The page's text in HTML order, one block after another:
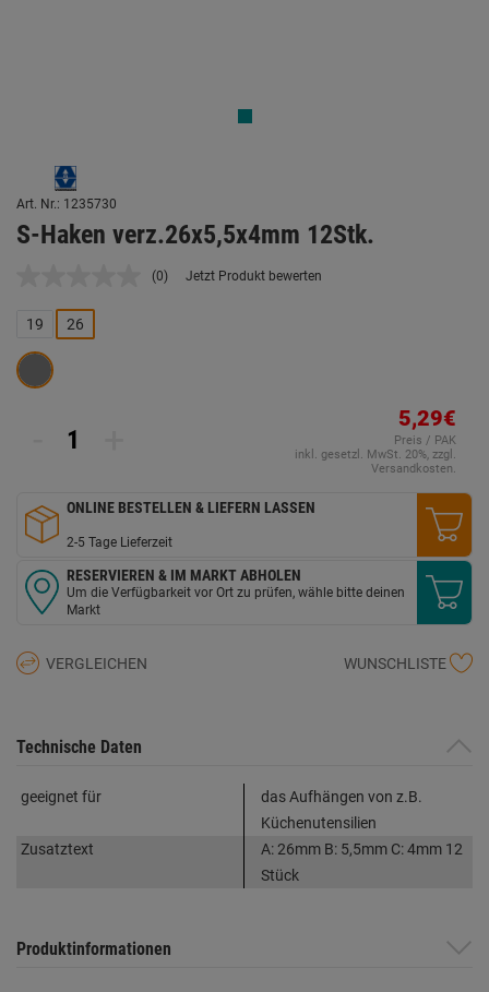
Art. Nr.: 1235730
S-Haken verz.26x5,5x4mm 12Stk.
Kein
(0) Jetzt Produkt bewerten
19 26
5,29€
Preis / PAK
inkl. gesetzl. MwSt. 20%, zzgl.
Versandkosten.
ONLINE BESTELLEN & LIEFERN LASSEN
2-5 Tage Lieferzeit
RESERVIEREN & IM MARKT ABHOLEN
Um die Verfügbarkeit vor Ort zu prüfen, wähle bitte deinen
Markt
VERGLEICHEN WUNSCHLISTE
Technische Daten
geeignet für
das Aufhängen von z.B.
Küchenutensilien
Zusatztext
A: 26mm B: 5,5mm C: 4mm 12
Stück
Produktinformationen